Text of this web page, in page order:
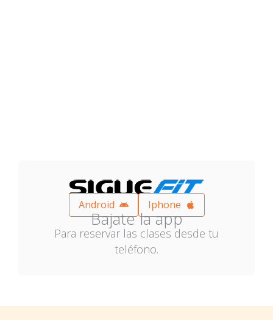
Android Iphone
Bajate la app
Para reservar las clases desde tu
teléfono.